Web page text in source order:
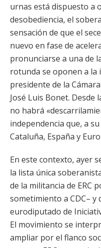
urnas está dispuesto a
desobediencia, el
sensación de que el
nuevo en fase de
pronunciarse a una de
rotunda se oponen a la
presidente de la
José Luis Bonet. Desde
no habrá
independencia que, a
Cataluña, España y
En este contexto, ayer
la lista única
de la militancia de ERC
sometimiento a CDC– y
eurodiputado de
El movimiento se
ampliar por el flanco